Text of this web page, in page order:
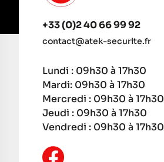
+33 (0)2 40 66 99 92
contact@atek-securite.fr
Lundi : 09h30 à 17h30
Mardi: 09h30 à 17h30
Mercredi : 09h30 à 17h30
Jeudi : 09h30 à 17h30
Vendredi : 09h30 à 17h30